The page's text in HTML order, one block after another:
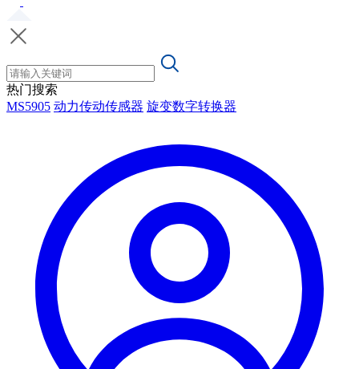
热门搜索
MS5905 动力传动传感器 旋变数字转换器